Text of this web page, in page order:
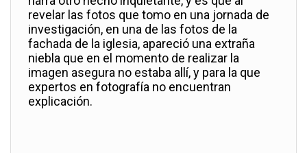
revelar las fotos que tomo en una jornada de
investigación, en una de las fotos de la
fachada de la iglesia, apareció una extraña
niebla que en el momento de realizar la
imagen asegura no estaba allí, y para la que
expertos en fotografía no encuentran
explicación.